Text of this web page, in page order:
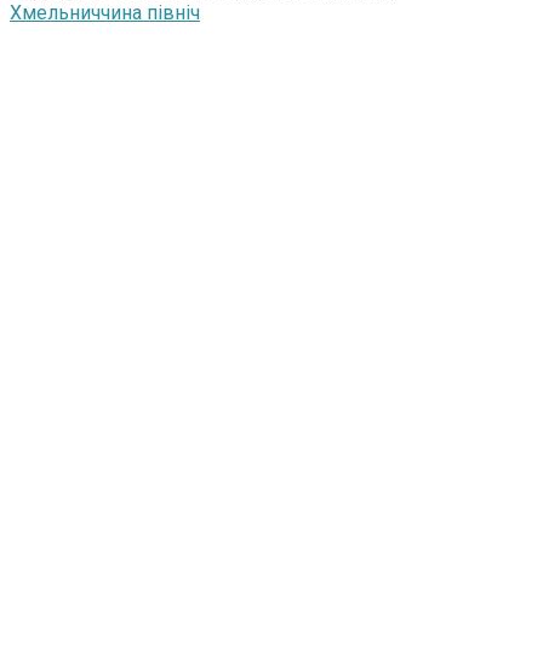
Хмельниччина північ